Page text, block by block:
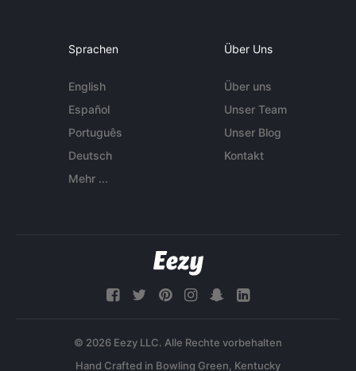
Sprachen
English
Español
Português
Deutsch
Mehr ...
Über Uns
Über uns
Unser Team
Unser Blog
Kontakt
© 2026 Eezy LLC. Alle Rechte vorbehalten